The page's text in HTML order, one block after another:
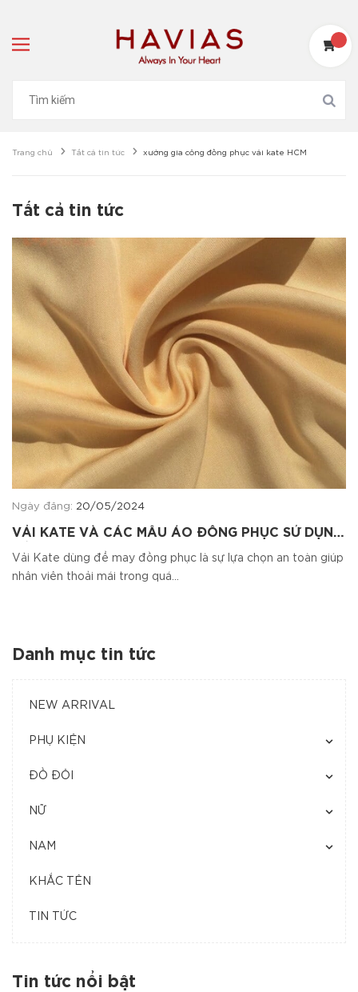
Trang chủ Tất cả tin tức xưởng gia công đồng phục vải kate HCM
Tất cả tin tức
Ngày đăng: 20/05/2024
VẢI KATE VÀ CÁC MẪU ÁO ĐỒNG PHỤC SỬ DỤNG
VẢI KATE
Vải Kate dùng để may đồng phục là sự lựa chọn an toàn giúp
nhân viên thoải mái trong quá...
Danh mục tin tức
NEW ARRIVAL
PHỤ KIỆN
ĐỒ ĐÔI
NỮ
NAM
KHẮC TÊN
TIN TỨC
Tin tức nổi bật